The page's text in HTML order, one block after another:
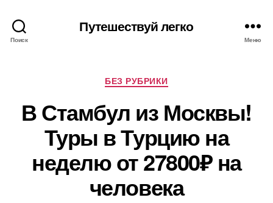
Поиск
Путешествуй легко
Меню
Рубрики
БЕЗ РУБРИКИ
В Стамбул из Москвы!
Туры в Турцию на
неделю от 27800₽ на
человека